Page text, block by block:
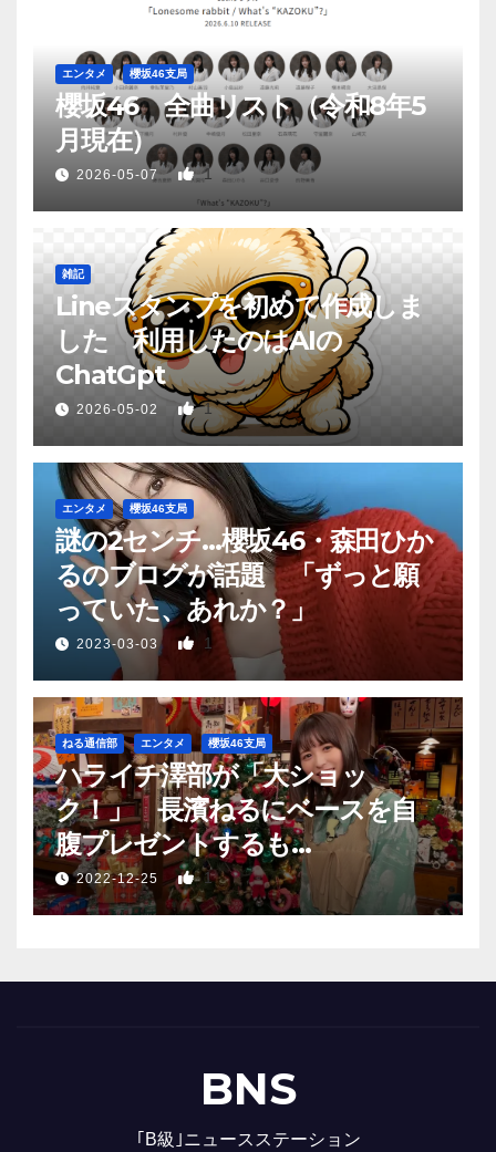
エンタメ 櫻坂46支局
櫻坂46 全曲リスト（令和8年5
月現在）
2026-05-07 1
雑記
Lineスタンプを初めて作成しま
した 利用したのはAIの
ChatGpt
2026-05-02 1
エンタメ 櫻坂46支局
謎の2センチ…櫻坂46・森田ひか
るのブログが話題 「ずっと願
っていた、あれか？」
2023-03-03 1
ねる通信部 エンタメ 櫻坂46支局
ハライチ澤部が「大ショッ
ク！」 長濱ねるにベースを自
腹プレゼントするも…
2022-12-25 1
BNS
｢B級｣ニュースステーション